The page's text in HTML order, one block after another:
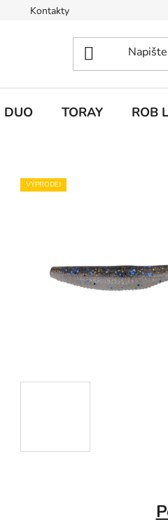
Kontakty
DUO TORAY ROB
VÝPRODEJ